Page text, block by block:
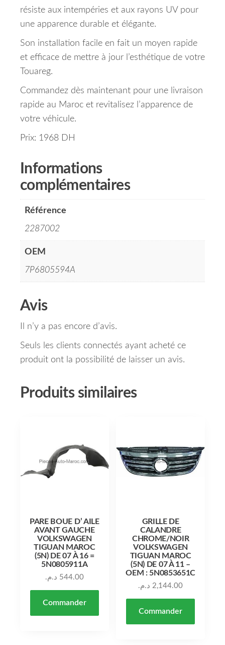
résiste aux intempéries et aux rayons UV pour
une apparence durable et élégante.
Son installation facile en fait un moyen rapide
et efficace de mettre à jour l’esthétique de votre
Touareg.
Commandez dès maintenant pour une livraison
rapide au Maroc et revitalisez l’apparence de
votre véhicule.
Prix: 1968 DH
Informations
complémentaires
Référence
2287002
OEM
7P6805594A
Avis
Il n’y a pas encore d’avis.
Seuls les clients connectés ayant acheté ce
produit ont la possibilité de laisser un avis.
Produits similaires
PARE BOUE D’ AILE
AVANT GAUCHE
VOLKSWAGEN
TIGUAN MAROC
(5N) DE 07 À 16 =
5N0805911A
544.00 د.م.
Commander
GRILLE DE
CALANDRE
CHROME/NOIR
VOLKSWAGEN
TIGUAN MAROC
(5N) DE 07 À 11 –
OEM : 5N0853651C
2,144.00 د.م.
Commander